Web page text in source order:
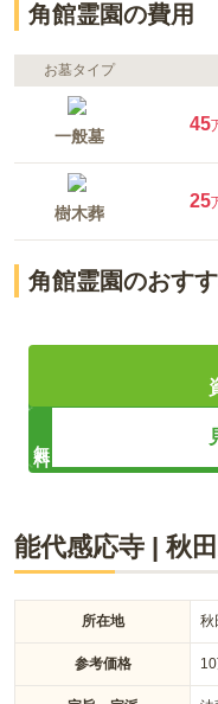
角館霊園の費用
お墓タイプ
一般墓
45
樹木葬
25
角館霊園のおす
美しい四季を堪能で
小さなお墓も建立可
永代供養墓や合葬墓
雄大な自然を堪能でき
宗派を問わないので、
の種類が多く、永代供
いらない樹木葬、ペッ
能代感応寺 | 秋
所在地 秋
参考価格 10